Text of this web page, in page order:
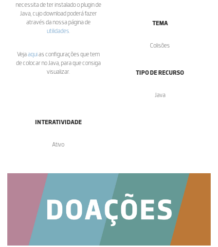
necessita de ter instalado o plugin de
Java, cujo download poderá fazer
através da nossa página de
utilidades
Vejaaquias configurações que tem
de colocar no Java, para que consiga
visualizar.
TEMA
Colisões
TIPO DE RECURSO
Java
INTERATIVIDADE
Ativo